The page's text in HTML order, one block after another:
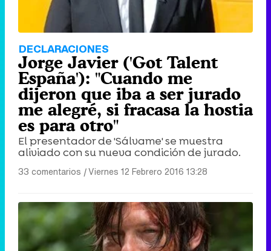
DECLARACIONES
Jorge Javier ('Got Talent
España'): "Cuando me
dijeron que iba a ser jurado
me alegré, si fracasa la hostia
es para otro"
El presentador de 'Sálvame' se muestra
aliviado con su nueva condición de jurado.
33 comentarios |Viernes 12 Febrero 2016 13:28